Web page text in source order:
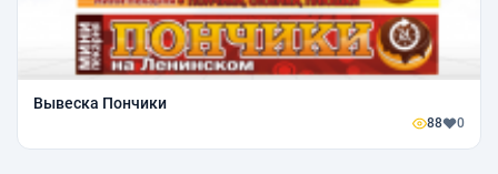
Вывеска Пончики
88 0